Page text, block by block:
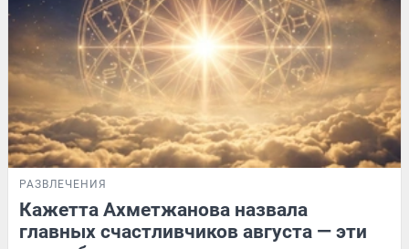
РАЗВЛЕЧЕНИЯ
Кажетта Ахметжанова назвала
главных счастливчиков августа — эти